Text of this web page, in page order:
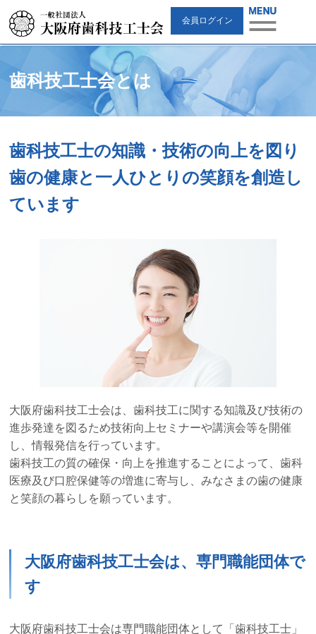
会員ログイン
歯科技工士会とは
歯科技工士の知識・技術の向上を図り
歯の健康と一人ひとりの笑顔を創造し
ています
大阪府歯科技工士会は、歯科技工に関する知識及び技術の
進歩発達を図るため技術向上セミナーや講演会等を開催
し、情報発信を行っています。
歯科技工の質の確保・向上を推進することによって、歯科
医療及び口腔保健等の増進に寄与し、みなさまの歯の健康
と笑顔の暮らしを願っています。
大阪府歯科技工士会は、専門職能団体で
す
大阪府歯科技工士会は専門職能団体として「歯科技工士」